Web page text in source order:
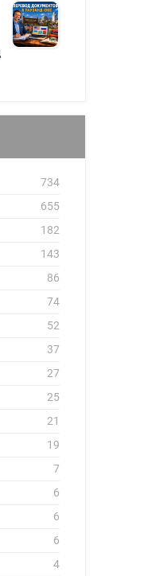
734
655
182
143
86
74
52
37
27
25
21
19
7
6
6
6
4